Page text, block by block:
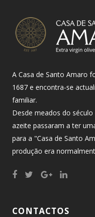
A Casa de Santo Amaro
1687 e encontra-se
familiar.
Desde meados do
azeite passaram a ter
para a "Casa de Santo
produção era
CONTACTOS